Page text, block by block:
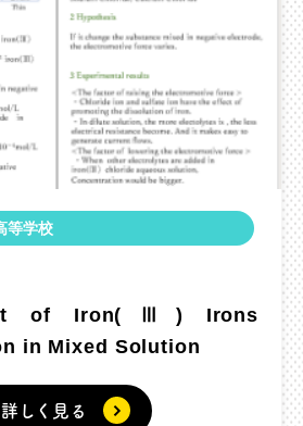
等学校
of Iron(Ⅲ) Irons
in Mixed Solution
詳しく見る